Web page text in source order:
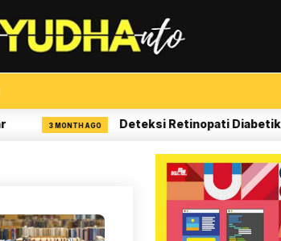
3 MONTH AGO Deteksi Retinopati Diabetik